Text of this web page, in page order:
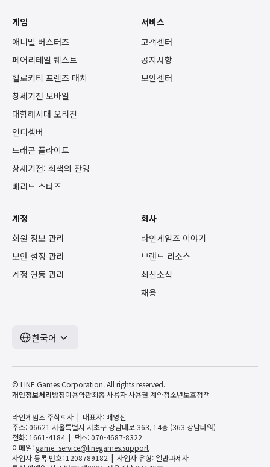
게임
애니멀 버스터즈
페어리테일 퀘스트
헬로키티 프렌즈 매치
창세기전 모바일
대항해시대 오리진
언디셈버
드래곤 플라이트
창세기전: 회색의 잔영
베리드 스타즈
서비스
고객센터
공지사항
보안센터
계정
회원 정보 관리
보안 설정 관리
계정 연동 관리
회사
라인게임즈 이야기
브랜드 리소스
최신소식
채용
한국어
© LINE Games Corporation. All rights reserved.
개인정보처리방침이용약관최종 사용자 사용권 계약청소년보호정책
라인게임즈 주식회사
대표자: 배영진
주소: 06621 서울특별시 서초구 강남대로 363, 14층 (363 강남타워)
전화: 1661-4184
팩스: 070-4687-8322
이메일: game_service@linegames.support
사업자 등록 번호: 1208789182
사업자 유형: 일반과세자